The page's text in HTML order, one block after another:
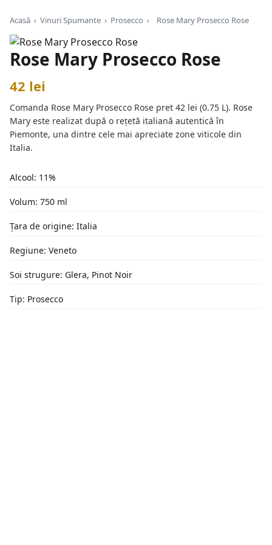
Acasă › Vinuri Spumante › Prosecco › Rose Mary Prosecco Rose
Rose Mary Prosecco Rose
42 lei
Comanda Rose Mary Prosecco Rose pret 42 lei (0.75 L). Rose
Mary este realizat după o rețetă italiană autentică în
Piemonte, una dintre cele mai apreciate zone viticole din
Italia.
Alcool: 11%
Volum: 750 ml
Țara de origine: Italia
Regiune: Veneto
Soi strugure: Glera, Pinot Noir
Tip: Prosecco